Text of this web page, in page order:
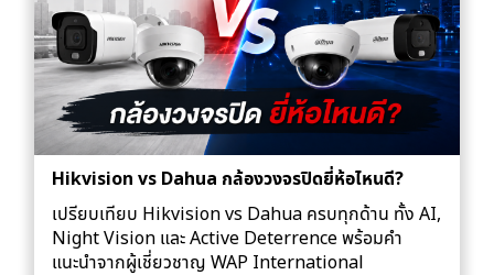
Hikvision vs Dahua กล้องวงจรปิดยี่ห้อไหนดี?
เปรียบเทียบ Hikvision vs Dahua ครบทุกด้าน ทั้ง AI,
Night Vision และ Active Deterrence พร้อมคำ
แนะนำจากผู้เชี่ยวชาญ WAP International